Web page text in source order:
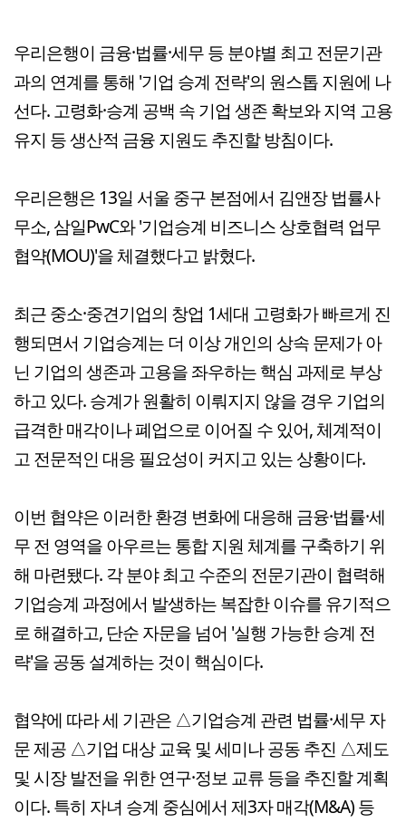
우리은행이 금융⸱법률⸱세무 등 분야별 최고 전문기관
과의 연계를 통해 '기업 승계 전략'의 원스톱 지원에 나
선다. 고령화⸱승계 공백 속 기업 생존 확보와 지역 고용
유지 등 생산적 금융 지원도 추진할 방침이다.
우리은행은 13일 서울 중구 본점에서 김앤장 법률사
무소, 삼일PwC와 '기업승계 비즈니스 상호협력 업무
협약(MOU)'을 체결했다고 밝혔다.
최근 중소·중견기업의 창업 1세대 고령화가 빠르게 진
행되면서 기업승계는 더 이상 개인의 상속 문제가 아
닌 기업의 생존과 고용을 좌우하는 핵심 과제로 부상
하고 있다. 승계가 원활히 이뤄지지 않을 경우 기업의
급격한 매각이나 폐업으로 이어질 수 있어, 체계적이
고 전문적인 대응 필요성이 커지고 있는 상황이다.
이번 협약은 이러한 환경 변화에 대응해 금융·법률·세
무 전 영역을 아우르는 통합 지원 체계를 구축하기 위
해 마련됐다. 각 분야 최고 수준의 전문기관이 협력해
기업승계 과정에서 발생하는 복잡한 이슈를 유기적으
로 해결하고, 단순 자문을 넘어 '실행 가능한 승계 전
략'을 공동 설계하는 것이 핵심이다.
협약에 따라 세 기관은 △기업승계 관련 법률·세무 자
문 제공 △기업 대상 교육 및 세미나 공동 추진 △제도
및 시장 발전을 위한 연구·정보 교류 등을 추진할 계획
이다. 특히 자녀 승계 중심에서 제3자 매각(M&A) 등